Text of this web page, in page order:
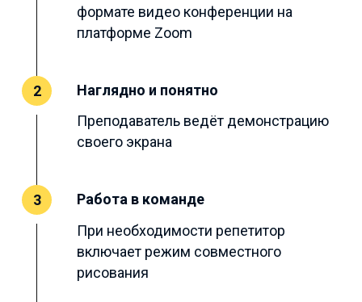
формате видео конференции на
платформе Zoom
2
Наглядно и понятно
Преподаватель ведёт демонстрацию
своего экрана
3
Работа в команде
При необходимости репетитор
включает режим совместного
рисования